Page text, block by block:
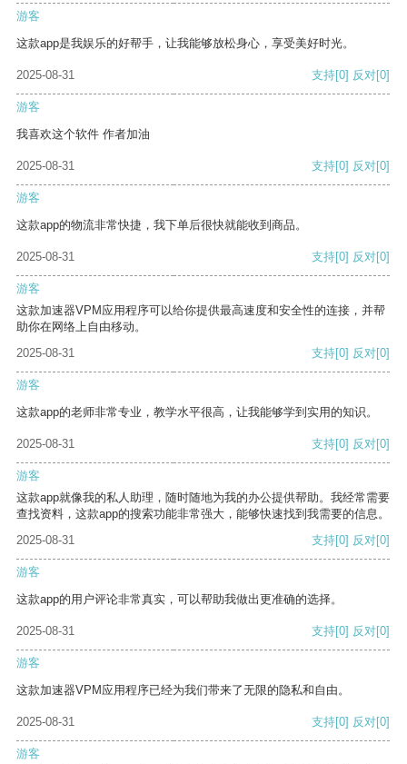
游客
这款app是我娱乐的好帮手，让我能够放松身心，享受美好时光。
2025-08-31 支持[0] 反对[0]
游客
我喜欢这个软件 作者加油
2025-08-31 支持[0] 反对[0]
游客
这款app的物流非常快捷，我下单后很快就能收到商品。
2025-08-31 支持[0] 反对[0]
游客
这款加速器VPM应用程序可以给你提供最高速度和安全性的连接，并帮
助你在网络上自由移动。
2025-08-31
支持[0] 反对[0]
游客
这款app的老师非常专业，教学水平很高，让我能够学到实用的知识。
2025-08-31 支持[0] 反对[0]
游客
这款app就像我的私人助理，随时随地为我的办公提供帮助。我经常需要
查找资料，这款app的搜索功能非常强大，能够快速找到我需要的信息。
2025-08-31
支持[0] 反对[0]
游客
这款app的用户评论非常真实，可以帮助我做出更准确的选择。
2025-08-31 支持[0] 反对[0]
游客
这款加速器VPM应用程序已经为我们带来了无限的隐私和自由。
2025-08-31 支持[0] 反对[0]
游客